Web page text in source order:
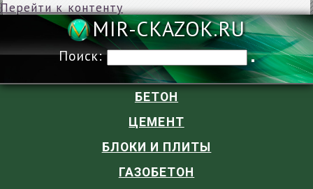
Перейти к контенту
MIR-
Поиск:
БЕТОН
ЦЕМЕНТ
БЛОКИ И ПЛИТЫ
ГАЗОБЕТОН